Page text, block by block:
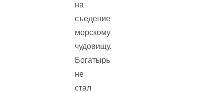
на
съедение
морскому
чудовищу.
Богатырь
не
стал